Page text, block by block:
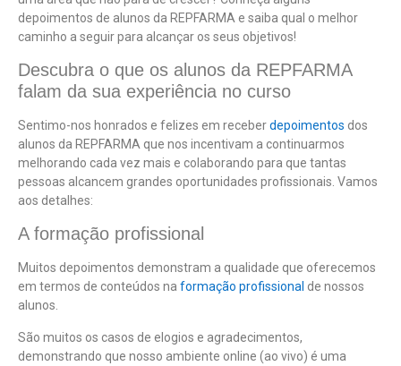
depoimentos de alunos da REPFARMA e saiba qual o melhor
caminho a seguir para alcançar os seus objetivos!
Descubra o que os alunos da REPFARMA
falam da sua experiência no curso
Sentimo-nos honrados e felizes em receberdepoimentos dos
alunos da REPFARMA que nos incentivam a continuarmos
melhorando cada vez mais e colaborando para que tantas
pessoas alcancem grandes oportunidades profissionais. Vamos
aos detalhes:
A formação profissional
Muitos depoimentos demonstram a qualidade que oferecemos
em termos de conteúdos na formação profissional de nossos
alunos.
São muitos os casos de elogios e agradecimentos,
demonstrando que nosso ambiente online (ao vivo) é uma